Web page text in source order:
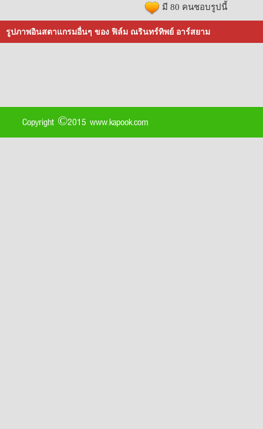
มี 80 คนชอบรูปนี้
รูปภาพอินสตาแกรมอื่นๆ ของ ฟิล์ม ณรินทร์ทิพย์ อาร์สยาม
Copyright ©2015 www.kapook.com